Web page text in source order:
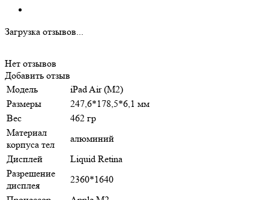
Загрузка отзывов...
Нет отзывов
Добавить отзыв
Модель
iPad Air (M2)
Размеры
247,6*178,5*6,1 мм
Вес
462 гр
Материал
корпуса тел
алюминий
Дисплей
Liquid Retina
Разрешение
дисплея
2360*1640